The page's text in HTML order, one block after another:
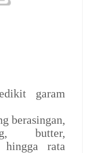
garam
berasingan,
butter,
rata